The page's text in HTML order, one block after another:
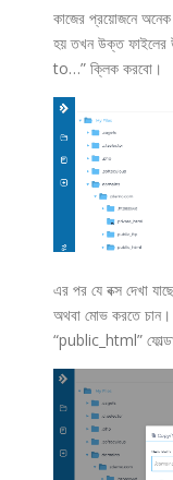
কাজের প্রয়োজনে
হয় তখন উক্ত ফাইলের
to…” ক্লিক করবো।
এর পর যে বক্স দেখা
অথবা মোভ করতে
“public_html”